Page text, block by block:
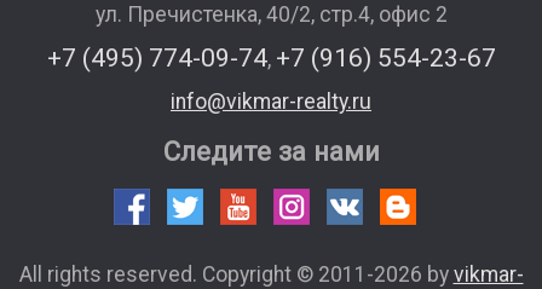
ул. Пречистенка, 40/2, стр.4, офис 2
+7 (495) 774-09-74, +7 (916) 554-23-67
info@vikmar-realty.ru
Следите за нами
All rights reserved. Copyright © 2011-2026 by vikmar-